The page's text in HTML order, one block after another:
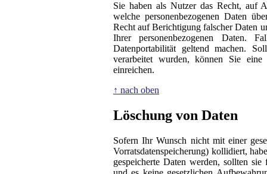
Sie haben als Nutzer das Recht, auf
welche personenbezogenen Daten
Recht auf Berichtigung falscher Daten
Ihrer personenbezogenen Daten.
Datenportabilität geltend machen.
verarbeitet wurden, können Sie eine
einreichen.
↑ nach oben
Löschung von Daten
Sofern Ihr Wunsch nicht mit einer
Vorratsdatenspeicherung) kollidiert,
gespeicherte Daten werden, sollten